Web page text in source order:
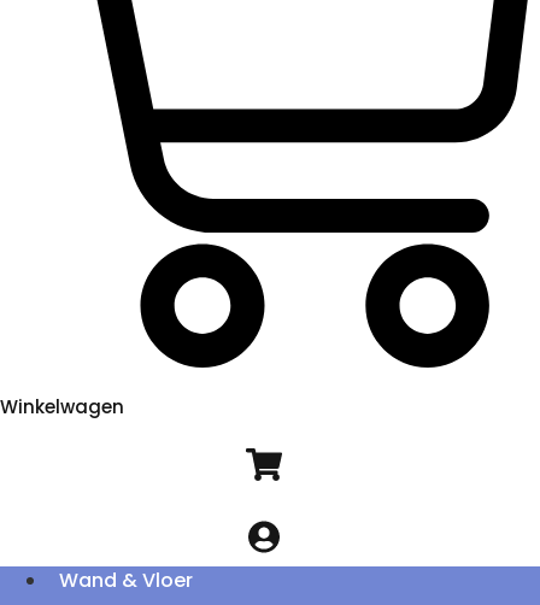
Winkelwagen
Wand & Vloer